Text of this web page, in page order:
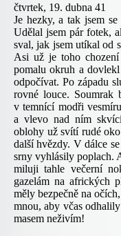
čtvrtek, 19. dubna 41
Je hezky, a tak jsem
Udělal jsem pár fotek,
sval, jak jsem utíkal od
Asi už je toho
pomalu okruh a
odpočívat. Po západu
rovné louce. Soumrak
v temnící modři
a vlevo nad ním
oblohy už svítí rudé
další hvězdy. V dálce
srny vyhlásily poplach.
miluji tahle večerní
gazelám na afrických
měly bezpečně na
mnou, aby včas
masem neživím!